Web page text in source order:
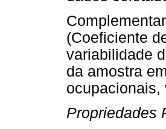
(Coeficiente
variabilidade
da amostra
ocupacionais,
Propriedades